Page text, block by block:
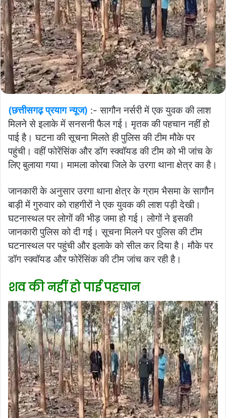
(छत्तीसगढ़ प्रयाग न्यूज) :- सागौन नर्सरी में एक युवक की लाश
मिलने से इलाके में सनसनी फैल गई। मृतक की पहचान नहीं हो
पाई है। घटना की सूचना मिलते ही पुलिस की टीम मौके पर
पहुंची। वहीं फोरेंसिंक और डॉग स्क्वॉयड की टीम को भी जांच के
लिए बुलाया गया। मामला कोरबा जिले के उरगा थाना क्षेत्र का है।
जानकारी के अनुसार उरगा थाना क्षेत्र के ग्राम भैसमा के सागौन
बाड़ी में गुरुवार को राहगीरों ने एक युवक की लाश पड़ी देखी।
घटनास्थल पर लोगों की भीड़ जमा हो गई। लोगों ने इसकी
जानकारी पुलिस को दी गई। सूचना मिलने पर पुलिस की टीम
घटनास्थल पर पहुंची और इलाके को सील कर दिया है। मौके पर
डॉग स्क्वॉयड और फोरेंसिंक की टीम जांच कर रही है।
शव की नहीं हो पाई पहचान